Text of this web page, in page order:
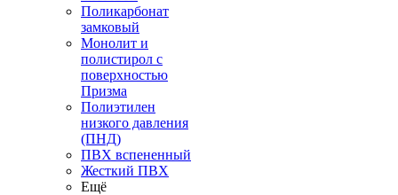
Поликарбонат
замковый
Монолит и
полистирол с
поверхностью
Призма
Полиэтилен
низкого давления
(ПНД)
ПВХ вспененный
Жесткий ПВХ
Ещё